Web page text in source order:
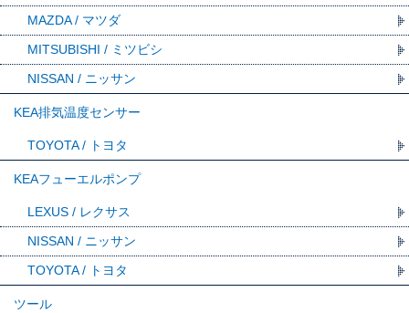
MAZDA / マツダ
MITSUBISHI / ミツビシ
NISSAN / ニッサン
KEA排気温度センサー
TOYOTA / トヨタ
KEAフューエルポンプ
LEXUS / レクサス
NISSAN / ニッサン
TOYOTA / トヨタ
ツール